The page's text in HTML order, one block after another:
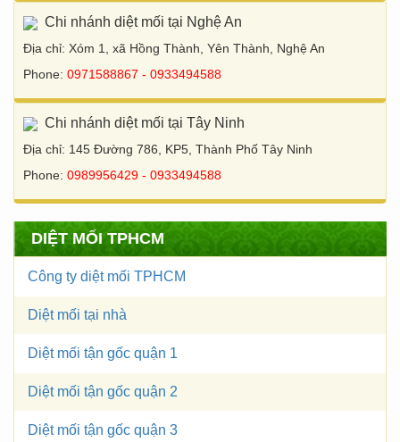
Chi nhánh diệt mối tại Nghệ An
Địa chỉ: Xóm 1, xã Hồng Thành, Yên Thành, Nghệ An
Phone: 0971588867 - 0933494588
Chi nhánh diệt mối tại Tây Ninh
Địa chỉ: 145 Đường 786, KP5, Thành Phố Tây Ninh
Phone: 0989956429 - 0933494588
DIỆT MỐI TPHCM
Công ty diệt mối TPHCM
Diệt mối tại nhà
Diệt mối tận gốc quận 1
Diệt mối tận gốc quận 2
Diệt mối tận gốc quận 3